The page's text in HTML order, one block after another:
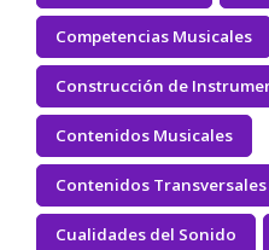
Competencias Musicales
Construcción de
Contenidos Musicales
Contenidos Transversales
Cualidades del Sonido